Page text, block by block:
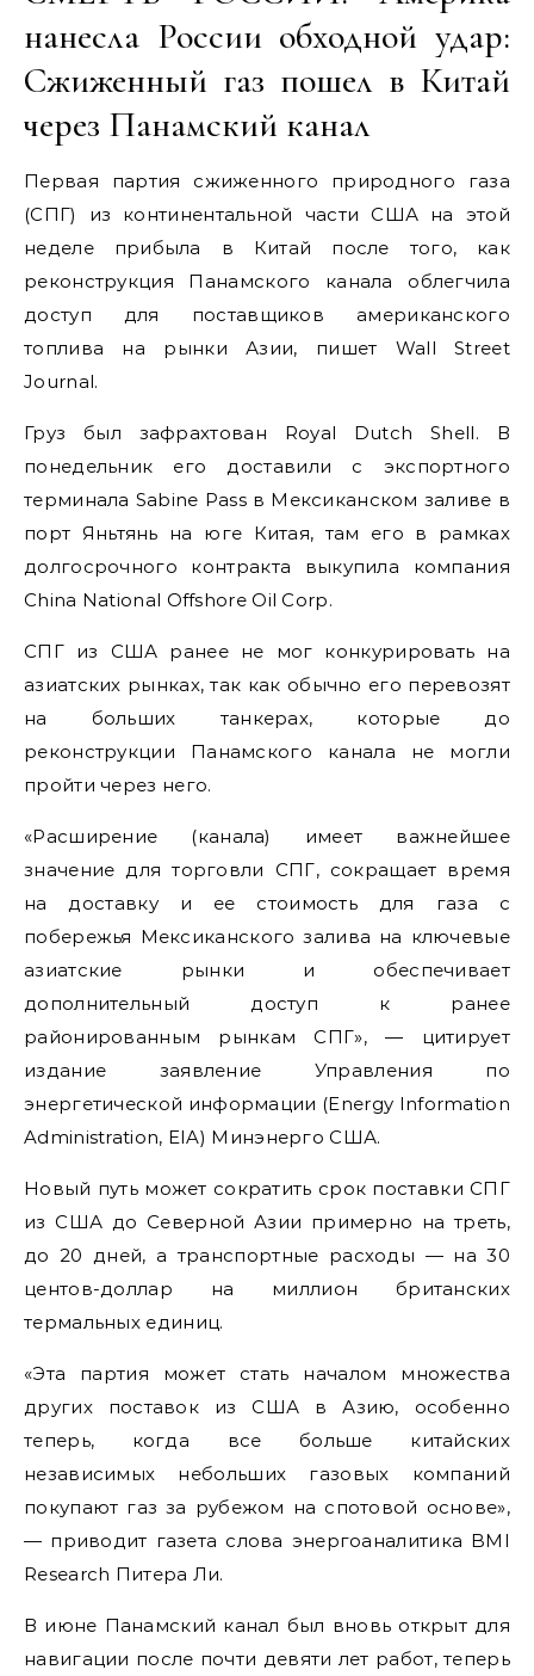
нанесла России обходной удар:
Сжиженный газ пошел в Китай
через Панамский канал
Первая партия сжиженного природного газа
(СПГ) из континентальной части США на этой
неделе прибыла в Китай после того, как
реконструкция Панамского канала облегчила
доступ для поставщиков американского
топлива на рынки Азии, пишет Wall Street
Journal.
Груз был зафрахтован Royal Dutch Shell. В
понедельник его доставили с экспортного
терминала Sabine Pass в Мексиканском заливе в
порт Яньтянь на юге Китая, там его в рамках
долгосрочного контракта выкупила компания
China National Offshore Oil Corp.
СПГ из США ранее не мог конкурировать на
азиатских рынках, так как обычно его перевозят
на больших танкерах, которые до
реконструкции Панамского канала не могли
пройти через него.
«Расширение (канала) имеет важнейшее
значение для торговли СПГ, сокращает время
на доставку и ее стоимость для газа с
побережья Мексиканского залива на ключевые
азиатские рынки и обеспечивает
дополнительный доступ к ранее
районированным рынкам СПГ», — цитирует
издание заявление Управления по
энергетической информации (Energy Information
Administration, EIA) Минэнерго США.
Новый путь может сократить срок поставки СПГ
из США до Северной Азии примерно на треть,
до 20 дней, а транспортные расходы — на 30
центов-доллар на миллион британских
термальных единиц.
«Эта партия может стать началом множества
других поставок из США в Азию, особенно
теперь, когда все больше китайских
независимых небольших газовых компаний
покупают газ за рубежом на спотовой основе»,
— приводит газета слова энергоаналитика BMI
Research Питера Ли.
В июне Панамский канал был вновь открыт для
навигации после почти девяти лет работ, теперь